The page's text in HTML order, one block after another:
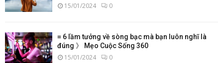
15/01/2024 0
≡ 6 lầm tưởng về sòng bạc mà bạn luôn nghĩ là
đúng 》 Mẹo Cuộc Sống 360
15/01/2024 0